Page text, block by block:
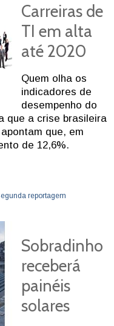
Carreiras de
TI em alta
até 2020
Quem olha os
indicadores de
desempenho do
que a crise brasileira
que, em
de 12,6%.
reportagem
Sobradinho
receberá
painéis
solares